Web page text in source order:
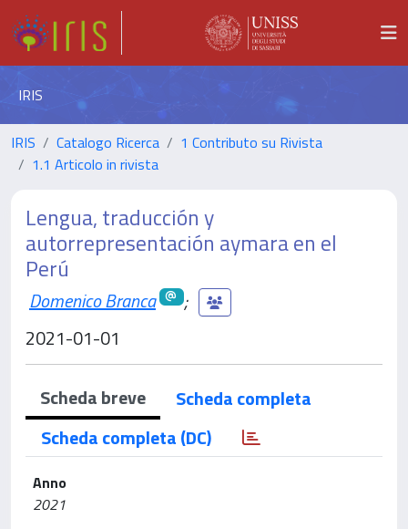
IRIS
IRIS Catalogo Ricerca
1 Contributo su Rivista
1.1 Articolo in rivista
Lengua, traducción y
autorrepresentación aymara en el
Perú
Domenico Branca
;
2021-01-01
Scheda breve
Scheda completa
Scheda completa (DC)
Anno
2021